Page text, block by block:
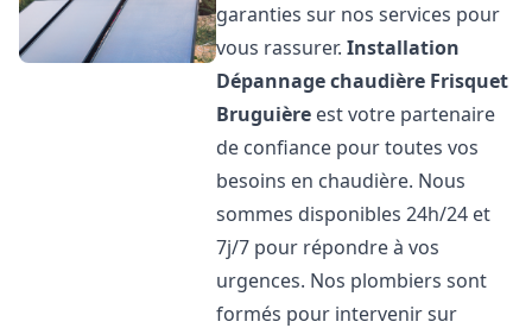
garanties sur nos services pour
vous rassurer.Installation
Dépannage chaudière Frisquet
Bruguière est votre partenaire
de confiance pour toutes vos
besoins en chaudière. Nous
sommes disponibles 24h/24 et
7j/7 pour répondre à vos
urgences. Nos plombiers sont
formés pour intervenir sur